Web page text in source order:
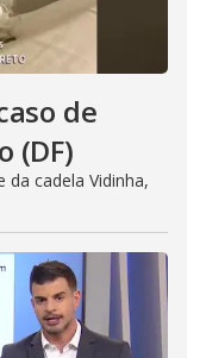
de
(DF)
cadela Vidinha,